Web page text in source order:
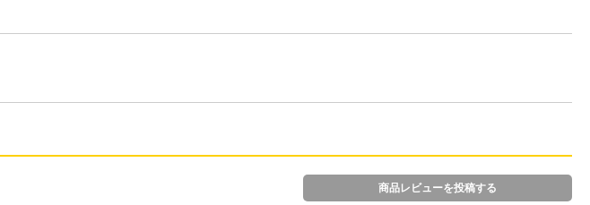
商品レビューを投稿する